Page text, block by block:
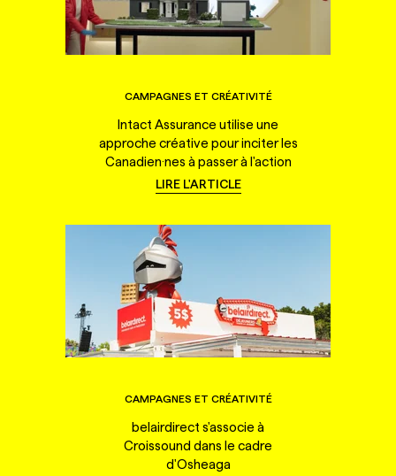
CAMPAGNES ET CRÉATIVITÉ
Intact Assurance utilise une
approche créative pour inciter les
Canadien·nes à passer à l'action
LIRE L'ARTICLE
CAMPAGNES ET CRÉATIVITÉ
belairdirect s'associe à
Croissound dans le cadre
d'Osheaga